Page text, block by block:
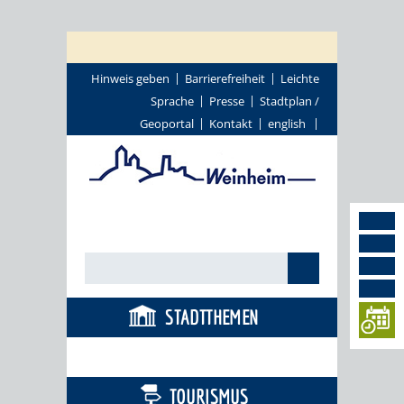
Hinweis geben Barrierefreiheit
Leichte
Sprache
Presse
Stadtplan /
Geoportal
Kontakt english
STADTTHEMEN
TOURISMUS